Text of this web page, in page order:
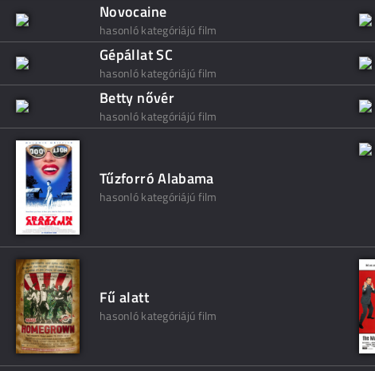
Novocaine
hasonló kategóriájú film
Gépállat SC
hasonló kategóriájú film
Betty nővér
hasonló kategóriájú film
Tűzforró Alabama
hasonló kategóriájú film
Fű alatt
hasonló kategóriájú film